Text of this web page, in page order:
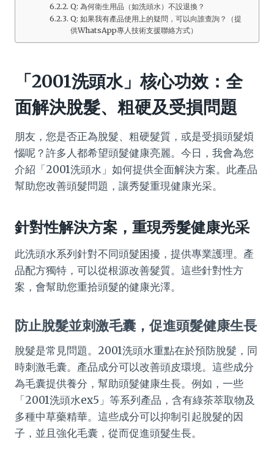
Q: 為何衛生用品（如洗頭水）不設退換？
Q: 如果我有產品使用上的疑問，可以向誰查詢？（提
供WhatsApp專人技術支援聯絡方式）
「2001洗頭水」核心功效：全
面解決脫髮、粗硬及受損問題
朋友，您是否正為脫髮、粗硬髮質，或是受損頭髮煩
惱呢？許多人都希望頭髮健康亮麗。今日，我會為您
介紹「2001洗頭水」如何提供全面解決方案。此產品
幫助您改善頭髮問題，讓秀髮重現健康光采。
針對性解決方案，重現秀髮健康光采
此洗頭水系列針對不同頭髮困擾，提供專業護理。產
品配方獨特，可以從根源改善髮質。這些針對性方
案，會幫助您重拾頭髮的健康光澤。
防止脫髮並刺激毛囊，促進頭髮健康生長
脫髮是常見問題。2001洗頭水重點在於預防脫髮，同
時刺激毛囊。產品成分可以改善頭皮環境。這些成分
為毛囊提供養分，幫助頭髮健康生長。例如，一些
「2001洗頭水ex5」等系列產品，含有綠茶萃取物及
多種中草藥精華。這些成分可以抑制引起脫髮的因
子，並且強化毛囊，從而促進頭髮生長。